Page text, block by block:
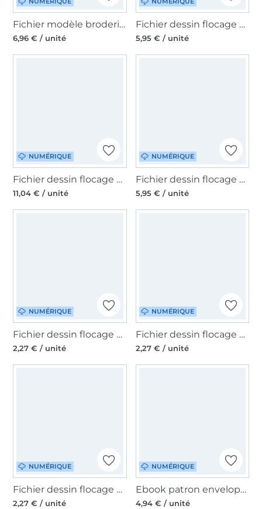
Fichier modèle broderie Noël Lutin 1 canne à sucre GroWiDesign
6,96 € / unité
Fichier dessin flocage Ville de Noël GroWiDesign
5,95 € / unité
NUMÉRIQUE
Fichier dessin flocage NOËL lutin Kit GroWiDesign
11,04 € / unité
NUMÉRIQUE
Fichier dessin flocage & Laser Maisons de Noël GroWiDesign
5,95 € / unité
NUMÉRIQUE
Fichier dessin flocage Sapins de Noël GroWiDesign
2,27 € / unité
NUMÉRIQUE
Fichier dessin flocage Joyeux Noël Merry Christmas GroWiDesign
2,27 € / unité
NUMÉRIQUE
Fichier dessin flocage Équipe Team Rudolph GroWiDesign
2,27 € / unité
NUMÉRIQUE
Ebook patron enveloppe cadeau de Noël Cerfs von Lange Hand, en allemand
4,94 € / unité